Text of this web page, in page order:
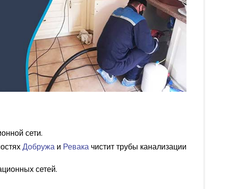
сети.
Добружа и Ревака чистит трубы канализации
сетей.